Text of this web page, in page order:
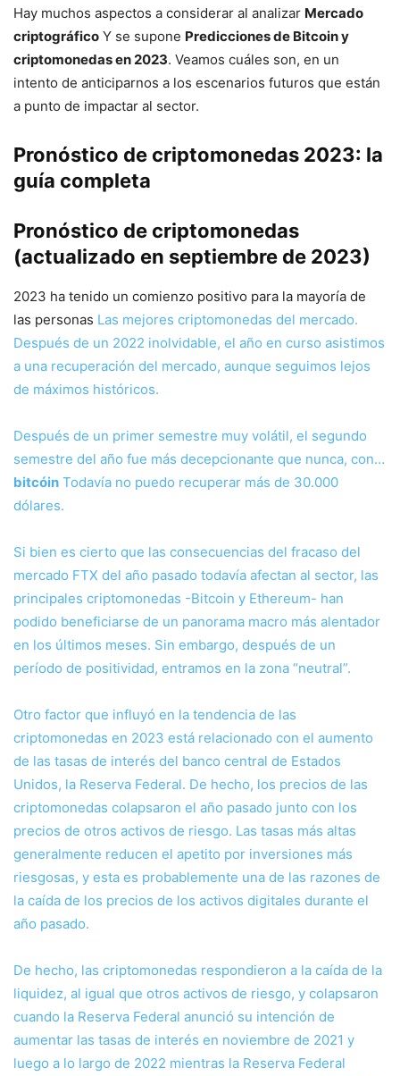
Hay muchos aspectos a considerar al analizar Mercado
criptográfico Y se supone Predicciones de Bitcoin y
criptomonedas en 2023. Veamos cuáles son, en un
intento de anticiparnos a los escenarios futuros que están
a punto de impactar al sector.
Pronóstico de criptomonedas 2023: la
guía completa
Pronóstico de criptomonedas
(actualizado en septiembre de 2023)
2023 ha tenido un comienzo positivo para la mayoría de
las personas Las mejores criptomonedas del mercado.
Después de un 2022 inolvidable, el año en curso asistimos
a una recuperación del mercado, aunque seguimos lejos
de máximos históricos.
Después de un primer semestre muy volátil, el segundo
semestre del año fue más decepcionante que nunca, con…
bitcóin Todavía no puedo recuperar más de 30.000
dólares.
Si bien es cierto que las consecuencias del fracaso del
mercado FTX del año pasado todavía afectan al sector, las
principales criptomonedas -Bitcoin y Ethereum- han
podido beneficiarse de un panorama macro más alentador
en los últimos meses. Sin embargo, después de un
período de positividad, entramos en la zona “neutral”.
Otro factor que influyó en la tendencia de las
criptomonedas en 2023 está relacionado con el aumento
de las tasas de interés del banco central de Estados
Unidos, la Reserva Federal. De hecho, los precios de las
criptomonedas colapsaron el año pasado junto con los
precios de otros activos de riesgo. Las tasas más altas
generalmente reducen el apetito por inversiones más
riesgosas, y esta es probablemente una de las razones de
la caída de los precios de los activos digitales durante el
año pasado.
De hecho, las criptomonedas respondieron a la caída de la
liquidez, al igual que otros activos de riesgo, y colapsaron
cuando la Reserva Federal anunció su intención de
aumentar las tasas de interés en noviembre de 2021 y
luego a lo largo de 2022 mientras la Reserva Federal